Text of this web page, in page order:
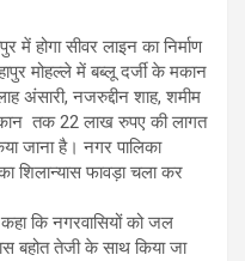
में होगा सीवर लाइन का निर्माण
मोहल्ले में बब्लू दर्जी के मकान
अंसारी, नजरुद्दीन शाह, शमीम
तक 22 लाख रुपए की लागत
जाना है। नगर पालिका
शिलान्यास फावड़ा चला कर
कि नगरवासियों को जल
बहोत तेजी के साथ किया जा